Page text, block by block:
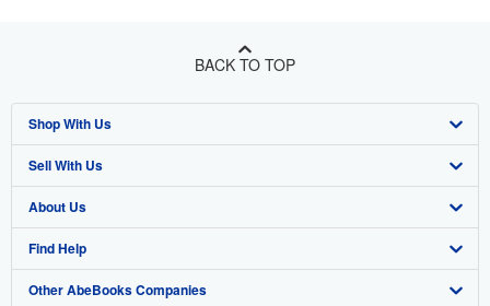
BACK TO TOP
Shop With Us
Advanced Search
Browse Collections
My Account
My Orders
Sell With Us
Start Selling
Join Our Affiliate Program
Book Buyback
About Us
About AbeBooks
Media
Find Help
Help
Other AbeBooks Companies